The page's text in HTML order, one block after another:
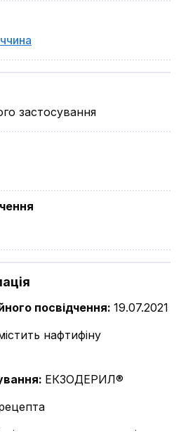
застосування
посвідчення: 19.07.2021
нафтифіну
: ЕКЗОДЕРИЛ®